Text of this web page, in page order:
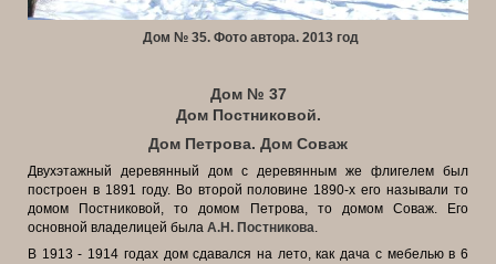
Дом № 35. Фото автора. 2013 год
Дом № 37
Дом Постниковой.
Дом Петрова. Дом Соваж
Двухэтажный деревянный дом с деревянным же флигелем был
построен в 1891 году. Во второй половине 1890-х его называли то
домом Постниковой, то домом Петрова, то домом Соваж. Его
основной владелицей была А.Н. Постникова.
В 1913 - 1914 годах дом сдавался на лето, как дача с мебелью в 6